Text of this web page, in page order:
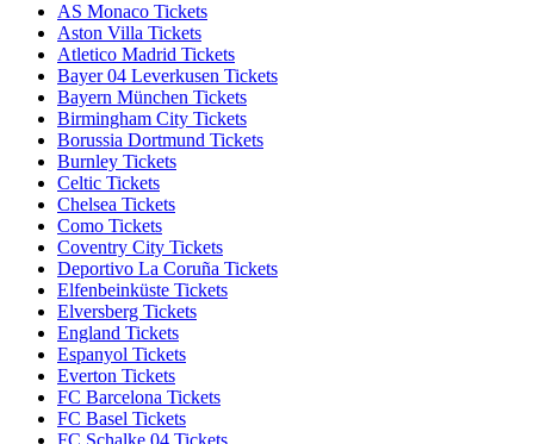
AS Monaco Tickets
Aston Villa Tickets
Atletico Madrid Tickets
Bayer 04 Leverkusen Tickets
Bayern München Tickets
Birmingham City Tickets
Borussia Dortmund Tickets
Burnley Tickets
Celtic Tickets
Chelsea Tickets
Como Tickets
Coventry City Tickets
Deportivo La Coruña Tickets
Elfenbeinküste Tickets
Elversberg Tickets
England Tickets
Espanyol Tickets
Everton Tickets
FC Barcelona Tickets
FC Basel Tickets